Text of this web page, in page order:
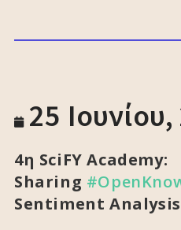
25
4η SciFY Academy:
Sharing
Sentiment